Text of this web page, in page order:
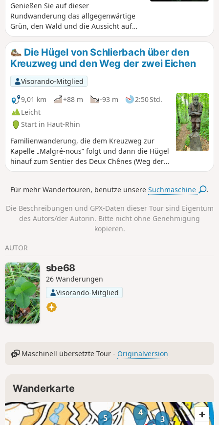
Genießen Sie auf dieser
Rundwanderung das allgegenwärtige
Grün, den Wald und die Aussicht auf
vier Bergketten.
Die Hügel von Schlierbach über den
Kreuzweg und den Weg der zwei Eichen
Visorando-Mitglied
9,01 km
+88 m -93 m
2:50 Std.
Leicht
Start in Haut-Rhin
Familienwanderung, die dem Kreuzweg zur
Kapelle „Malgré-nous” folgt und dann die Hügel
hinauf zum Sentier des Deux Chênes (Weg der
zwei Eichen) führt, der mit Holzskulpturen
Für mehr Wandertouren, benutze unsereSuchmaschine .
Die Beschreibungen und GPX-Daten dieser Tour sind Eigentum
des Autors/der Autorin. Bitte nicht ohne Genehmigung
kopieren.
AUTOR
sbe68
26 Wanderungen
Visorando-Mitglied
Maschinell übersetzte Tour - Originalversion
Wanderkarte
3
4
5